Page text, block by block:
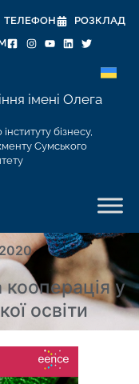
ТЕЛЕФОН
РОЗКЛАД
імені Олега
бізнесу,
Сумського
кооперація у
освіти